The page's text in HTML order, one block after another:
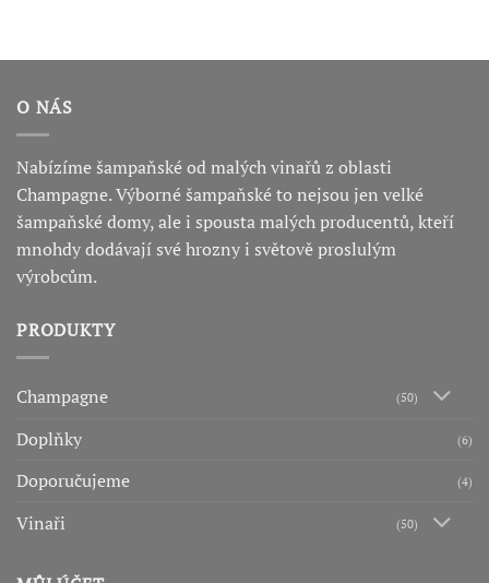
O NÁS
Nabízíme šampaňské od malých vinařů z oblasti
Champagne. Výborné šampaňské to nejsou jen velké
šampaňské domy, ale i spousta malých producentů, kteří
mnohdy dodávají své hrozny i světově proslulým
výrobcům.
PRODUKTY
Champagne (50)
Doplňky (6)
Doporučujeme (4)
Vinaři (50)